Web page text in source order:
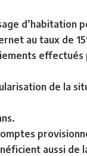
d’habitation
au taux de
de la
aussi de